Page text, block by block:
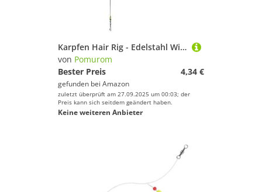
Karpfen Hair Rig - Edelstahl Wirbel Karpfenmontage Haken | Köderbefestigungszubehör Aus Edelstahl Für Fluss Und Salzwasser Angeln
von Pomurom
Bester Preis
4,34 €
gefunden bei Amazon
zuletzt überprüft am 27.09.2025 um 00:03; der
Preis kann sich seitdem geändert haben.
Keine weiteren Anbieter